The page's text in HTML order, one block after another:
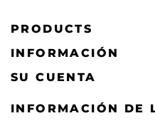
PRODUCTS
INFORMACIÓN
SU CUENTA
INFORMACIÓN DE